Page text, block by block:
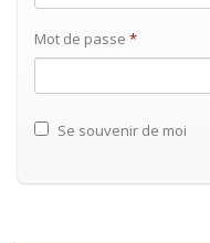
Mot de passe *
Se souvenir de moi